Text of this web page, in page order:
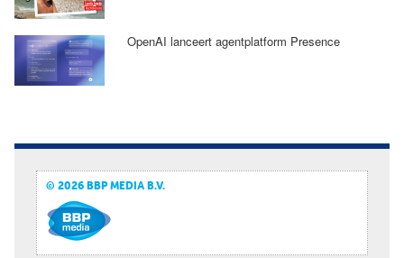
OpenAI lanceert agentplatform Presence
© 2026 BBP MEDIA B.V.